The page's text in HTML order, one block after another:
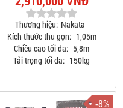
Thương hiệu: Nakata
Kích thước thu gọn: 1,05m
Chiều cao tối đa: 5,8m
Tải trọng tối đa: 150kg
-8%